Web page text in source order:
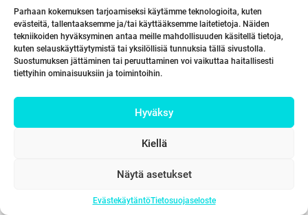
Parhaan kokemuksen tarjoamiseksi käytämme teknologioita, kuten
evästeitä, tallentaaksemme ja/tai käyttääksemme laitetietoja. Näiden
tekniikoiden hyväksyminen antaa meille mahdollisuuden käsitellä tietoja,
kuten selauskäyttäytymistä tai yksilöllisiä tunnuksia tällä sivustolla.
Suostumuksen jättäminen tai peruuttaminen voi vaikuttaa haitallisesti
tiettyihin ominaisuuksiin ja toimintoihin.
Hyväksy
Kiellä
Näytä asetukset
EvästekäytäntöTietosuojaseloste